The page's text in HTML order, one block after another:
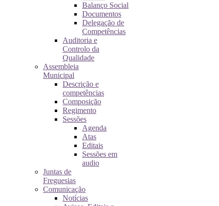
Balanço Social
Documentos
Delegação de
Competências
Auditoria e
Controlo da
Qualidade
Assembleia
Municipal
Descrição e
competências
Composição
Regimento
Sessões
Agenda
Atas
Editais
Sessões em
audio
Juntas de
Freguesias
Comunicação
Notícias